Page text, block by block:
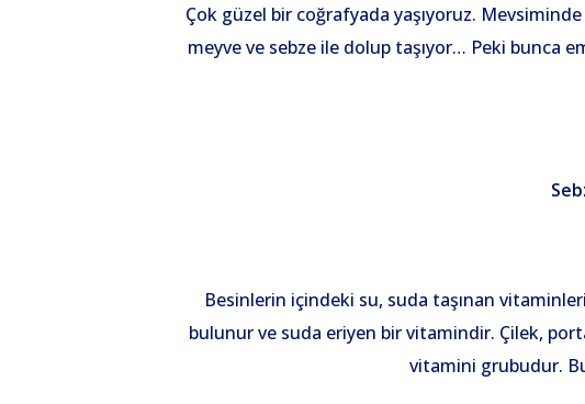
Çok güzel bir coğrafyada yaşıyoruz.
meyve ve sebze ile dolup taşıyor… Peki bunca
Besinlerin içindeki su, suda taşınan
bulunur ve suda eriyen bir vitamindir. Çilek,
vitamini grubudur.